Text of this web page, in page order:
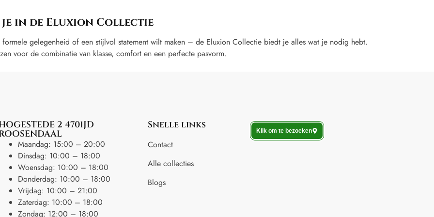
je in de Eluxion Collectie
gelegenheid of een stijlvol statement wilt maken – de Eluxion Collectie biedt je alles wat je nodig hebt.
voor de combinatie van klasse, comfort en een perfecte pasvorm.
2 4701JD
Maandag: 15:00 – 20:00
Dinsdag: 10:00 – 18:00
Woensdag: 10:00 – 18:00
Donderdag: 10:00 – 18:00
Vrijdag: 10:00 – 21:00
Zaterdag: 10:00 – 18:00
Zondag: 12:00 – 18:00
Snelle links
Contact
Alle collecties
Blogs
Klik om te bezoeken